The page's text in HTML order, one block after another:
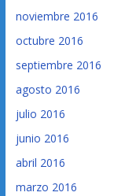
noviembre 2016
octubre 2016
septiembre 2016
agosto 2016
julio 2016
junio 2016
abril 2016
marzo 2016